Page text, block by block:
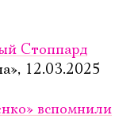
Стоппард
12.03.2025
вспомнили